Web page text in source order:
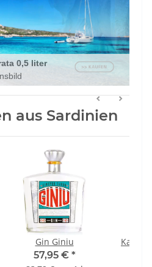
0,5 liter
aus Sardinien
Gin Giniu
57,95 € *